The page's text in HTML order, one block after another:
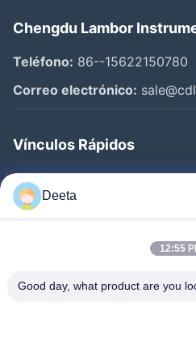
Chengdu Lambor
Teléfono: 86--15622150780
Correo electrónico:
Vínculos Rápidos
Inicio
Productos
Control De Calidad
Deeta
12:55
Good day, what product are you